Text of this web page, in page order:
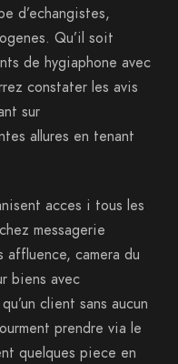
d’echangistes,
Qu’il soit
de hygiaphone avec
constater les avis
sur
allures en tenant
acces i tous les
messagerie
camera du
biens avec
client sans aucun
prendre via le
quelques piece en